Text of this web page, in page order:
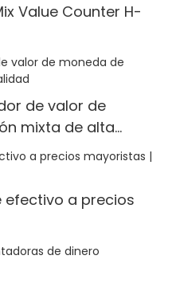
Value Counter H-
de valor de
mixta de alta
a precios